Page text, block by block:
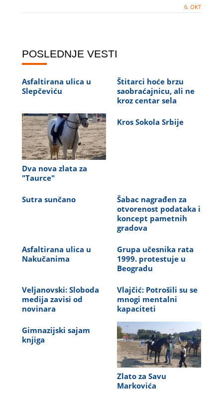
6. OKT
POSLEDNJE VESTI
Asfaltirana ulica u
Slepčeviću
Štitarci hoće brzu
saobraćajnicu, ali ne
kroz centar sela
Dva nova zlata za
"Taurce"
Kros Sokola Srbije
Sutra sunčano
Šabac nagrađen za
otvorenost podataka i
koncept pametnih
gradova
Asfaltirana ulica u
Nakučanima
Grupa učesnika rata
1999. protestuje u
Beogradu
Veljanovski: Sloboda
medija zavisi od
novinara
Vlajčić: Potrošili su se
mnogi mentalni
kapaciteti
Gimnazijski sajam
knjiga
Zlato za Savu
Markovića